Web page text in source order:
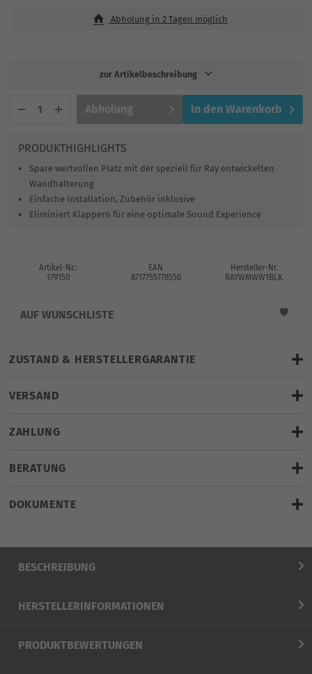
PRODUKTHIGHLIGHTS
Spare wertvollen Platz mit der speziell für Ray entwickelten
Wandhalterung
Einfache Installation, Zubehör inklusive
Eliminiert Klappern für eine optimale Sound Experience
ZUSTAND & HERSTELLERGARANTIE
VERSAND
gratis Lieferung
ZAHLUNG
BERATUNG
DOKUMENTE
zur Artikelbeschreibung
AUF WUNSCHLISTE
In den Warenkorb
Abholung
Abholung in 2 Tagen möglich
Artikel-Nr.:
179150
EAN
8717755778550
Hersteller-Nr.
RAYWMWW1BLK
BESCHREIBUNG
HERSTELLERINFORMATIONEN
PRODUKTBEWERTUNGEN